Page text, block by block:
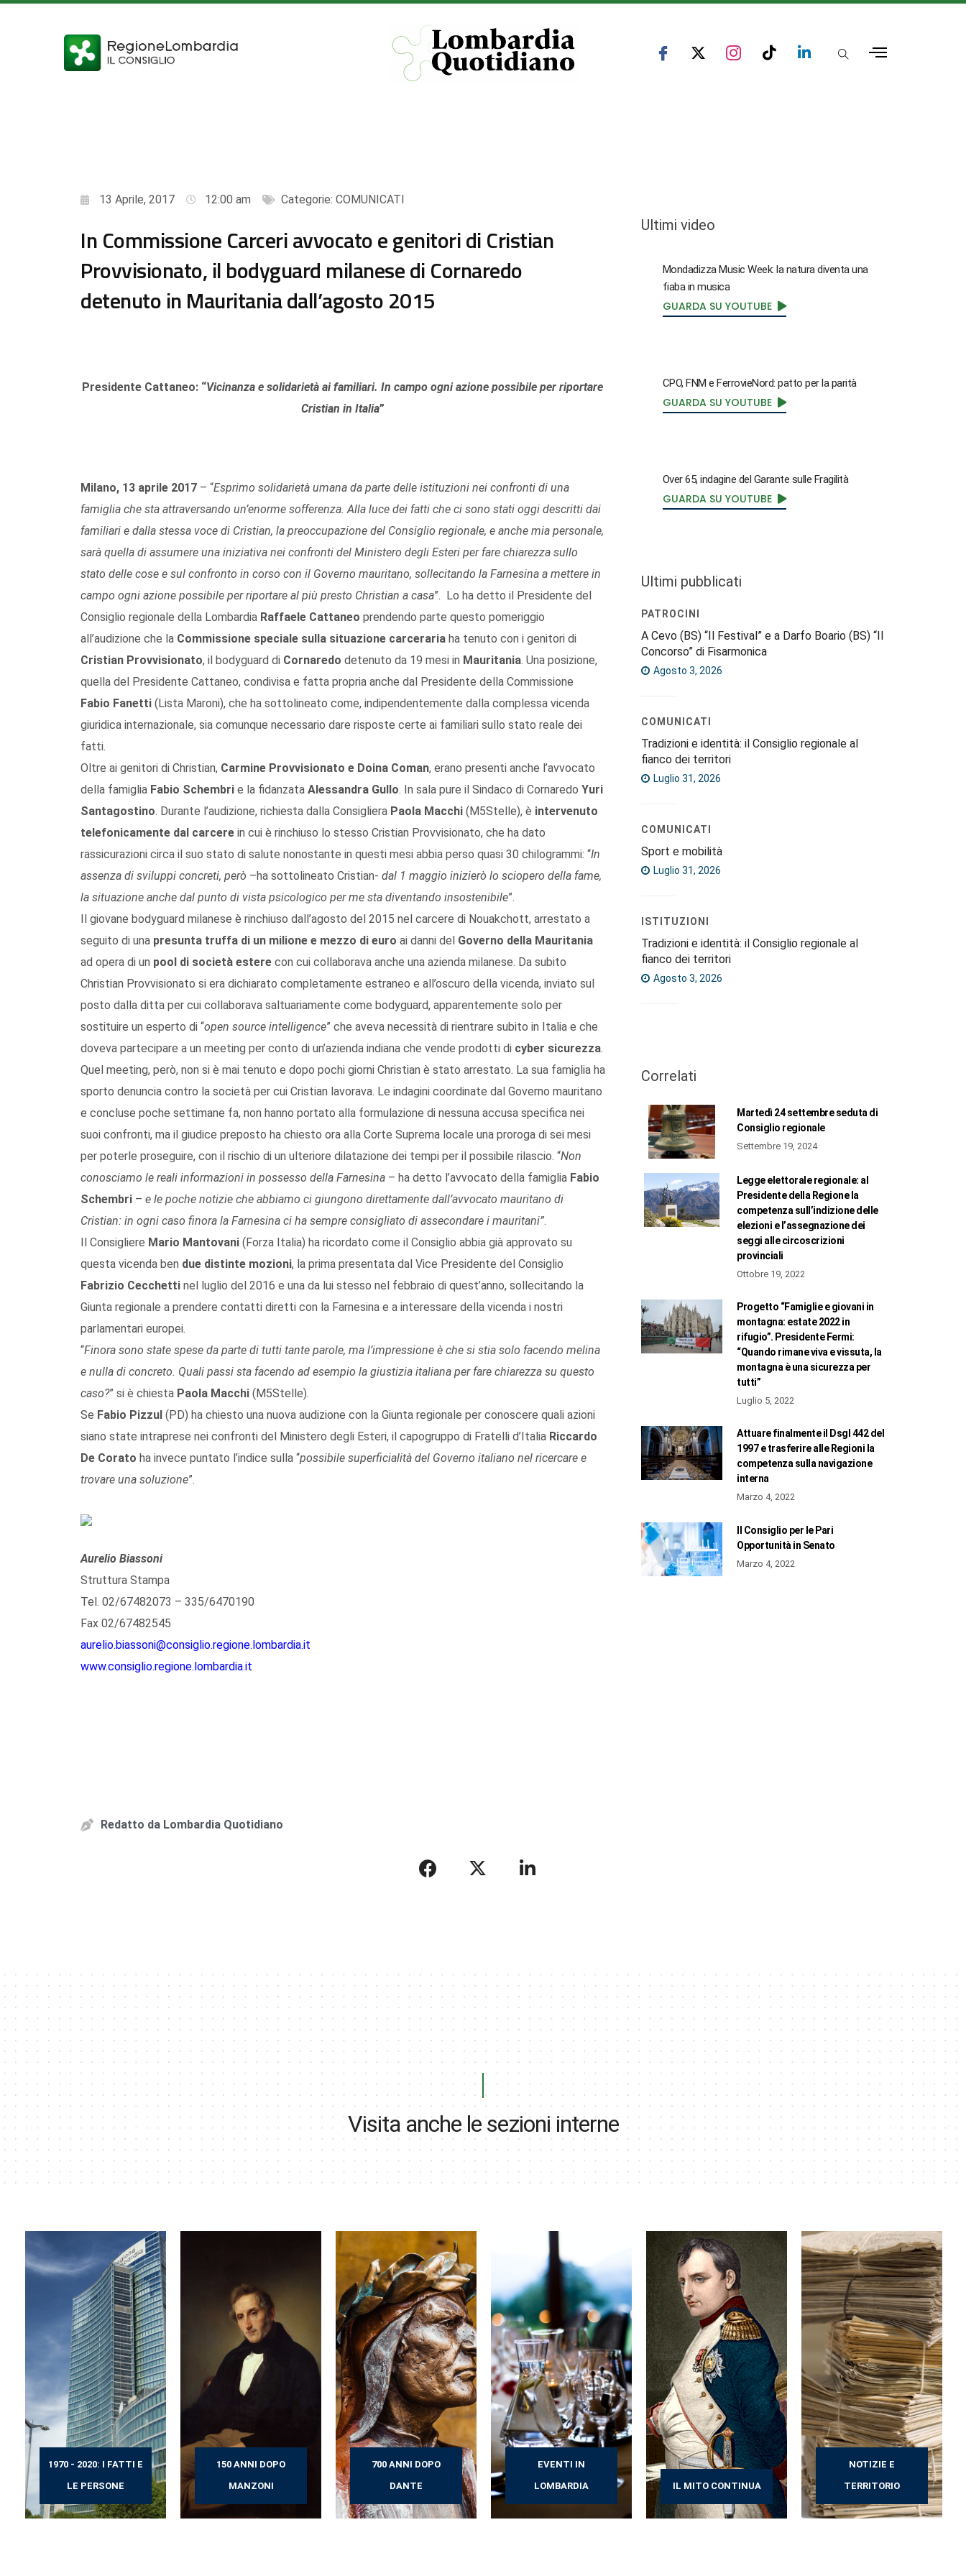
13 Aprile, 2017 12:00 am Categorie: COMUNICATI
In Commissione Carceri avvocato e genitori di Cristian
Provvisionato, il bodyguard milanese di Cornaredo
detenuto in Mauritania dall’agosto 2015
Presidente Cattaneo: “Vicinanza e solidarietà ai familiari. In campo ogni azione possibile per riportare
Cristian in Italia”
Milano, 13 aprile 2017 – “Esprimo solidarietà umana da parte delle istituzioni nei confronti di una
famiglia che sta attraversando un’enorme sofferenza. Alla luce dei fatti che ci sono stati oggi descritti dai
familiari e dalla stessa voce di Cristian, la preoccupazione del Consiglio regionale, e anche mia personale,
sarà quella di assumere una iniziativa nei confronti del Ministero degli Esteri per fare chiarezza sullo
stato delle cose e sul confronto in corso con il Governo mauritano, sollecitando la Farnesina a mettere in
campo ogni azione possibile per riportare al più presto Christian a casa”. Lo ha detto il Presidente del
Consiglio regionale della Lombardia Raffaele Cattaneo prendendo parte questo pomeriggio
all’audizione che la Commissione speciale sulla situazione carceraria ha tenuto con i genitori di
Cristian Provvisionato, il bodyguard di Cornaredo detenuto da 19 mesi in Mauritania. Una posizione,
quella del Presidente Cattaneo, condivisa e fatta propria anche dal Presidente della Commissione
Fabio Fanetti (Lista Maroni), che ha sottolineato come, indipendentemente dalla complessa vicenda
giuridica internazionale, sia comunque necessario dare risposte certe ai familiari sullo stato reale dei
fatti.
Oltre ai genitori di Christian, Carmine Provvisionato e Doina Coman, erano presenti anche l’avvocato
della famiglia Fabio Schembri e la fidanzata Alessandra Gullo. In sala pure il Sindaco di Cornaredo Yuri
Santagostino. Durante l’audizione, richiesta dalla Consigliera Paola Macchi (M5Stelle), è intervenuto
telefonicamente dal carcere in cui è rinchiuso lo stesso Cristian Provvisionato, che ha dato
rassicurazioni circa il suo stato di salute nonostante in questi mesi abbia perso quasi 30 chilogrammi: “In
assenza di sviluppi concreti, però –ha sottolineato Cristian- dal 1 maggio inizierò lo sciopero della fame,
la situazione anche dal punto di vista psicologico per me sta diventando insostenibile”.
Il giovane bodyguard milanese è rinchiuso dall’agosto del 2015 nel carcere di Nouakchott, arrestato a
seguito di una presunta truffa di un milione e mezzo di euro ai danni del Governo della Mauritania
ad opera di un pool di società estere con cui collaborava anche una azienda milanese. Da subito
Christian Provvisionato si era dichiarato completamente estraneo e all’oscuro della vicenda, inviato sul
posto dalla ditta per cui collaborava saltuariamente come bodyguard, apparentemente solo per
sostituire un esperto di “open source intelligence” che aveva necessità di rientrare subito in Italia e che
doveva partecipare a un meeting per conto di un’azienda indiana che vende prodotti di cyber sicurezza.
Quel meeting, però, non si è mai tenuto e dopo pochi giorni Christian è stato arrestato. La sua famiglia ha
sporto denuncia contro la società per cui Cristian lavorava. Le indagini coordinate dal Governo mauritano
e concluse poche settimane fa, non hanno portato alla formulazione di nessuna accusa specifica nei
suoi confronti, ma il giudice preposto ha chiesto ora alla Corte Suprema locale una proroga di sei mesi
per poterle proseguire, con il rischio di un ulteriore dilatazione dei tempi per il possibile rilascio. “Non
conosciamo le reali informazioni in possesso della Farnesina – ha detto l’avvocato della famiglia Fabio
Schembri – e le poche notizie che abbiamo ci giungono direttamente dall’avvocato mauritano di
Cristian: in ogni caso finora la Farnesina ci ha sempre consigliato di assecondare i mauritani”.
Il Consigliere Mario Mantovani (Forza Italia) ha ricordato come il Consiglio abbia già approvato su
questa vicenda ben due distinte mozioni, la prima presentata dal Vice Presidente del Consiglio
Fabrizio Cecchetti nel luglio del 2016 e una da lui stesso nel febbraio di quest’anno, sollecitando la
Giunta regionale a prendere contatti diretti con la Farnesina e a interessare della vicenda i nostri
parlamentari europei.
“Finora sono state spese da parte di tutti tante parole, ma l’impressione è che si stia solo facendo melina
e nulla di concreto. Quali passi sta facendo ad esempio la giustizia italiana per fare chiarezza su questo
caso?” si è chiesta Paola Macchi (M5Stelle).
Se Fabio Pizzul (PD) ha chiesto una nuova audizione con la Giunta regionale per conoscere quali azioni
siano state intraprese nei confronti del Ministero degli Esteri, il capogruppo di Fratelli d’Italia Riccardo
De Corato ha invece puntato l’indice sulla “possibile superficialità del Governo italiano nel ricercare e
trovare una soluzione”.
Aurelio Biassoni
Struttura Stampa
Tel. 02/67482073 – 335/6470190
Fax 02/67482545
aurelio.biassoni@consiglio.regione.lombardia.it
www.consiglio.regione.lombardia.it
Redatto da Lombardia Quotidiano
Ultimi video
Mondadizza Music Week: la natura diventa una
fiaba in musica
GUARDA SU YOUTUBE
CPO, FNM e FerrovieNord: patto per la parità
GUARDA SU YOUTUBE
Over 65, indagine del Garante sulle Fragilità
GUARDA SU YOUTUBE
Ultimi pubblicati
PATROCINI
A Cevo (BS) “Il Festival” e a Darfo Boario (BS) “Il
Concorso” di Fisarmonica
Agosto 3, 2026
COMUNICATI
Tradizioni e identità: il Consiglio regionale al
fianco dei territori
Luglio 31, 2026
COMUNICATI
Sport e mobilità
Luglio 31, 2026
ISTITUZIONI
Tradizioni e identità: il Consiglio regionale al
fianco dei territori
Agosto 3, 2026
Correlati
Martedì 24 settembre seduta di
Consiglio regionale
Settembre 19, 2024
Legge elettorale regionale: al
Presidente della Regione la
competenza sull’indizione delle
elezioni e l’assegnazione dei
seggi alle circoscrizioni
provinciali
Ottobre 19, 2022
Progetto “Famiglie e giovani in
montagna: estate 2022 in
rifugio”. Presidente Fermi:
“Quando rimane viva e vissuta, la
montagna è una sicurezza per
tutti”
Luglio 5, 2022
Attuare finalmente il Dsgl 442 del
1997 e trasferire alle Regioni la
competenza sulla navigazione
interna
Marzo 4, 2022
Il Consiglio per le Pari
Opportunità in Senato
Marzo 4, 2022
Visita anche le sezioni interne
1970 - 2020: I FATTI E
LE PERSONE
150 ANNI DOPO
MANZONI
700 ANNI DOPO
DANTE
EVENTI IN
LOMBARDIA
IL MITO CONTINUA
NOTIZIE E
TERRITORIO